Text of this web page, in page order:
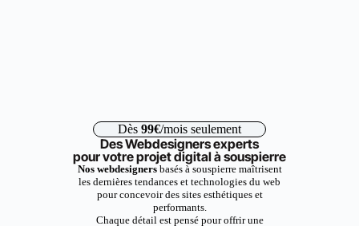
Dès 99€/mois seulement
Des Webdesigners experts
pour votre projet digital à souspierre
Nos webdesignersbasés à souspierre maîtrisent
les dernières tendances et technologies du web
pour concevoir des sites esthétiques et
performants.
Chaque détail est pensé pour offrir une